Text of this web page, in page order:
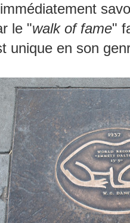
le "walk of fame"
unique en son